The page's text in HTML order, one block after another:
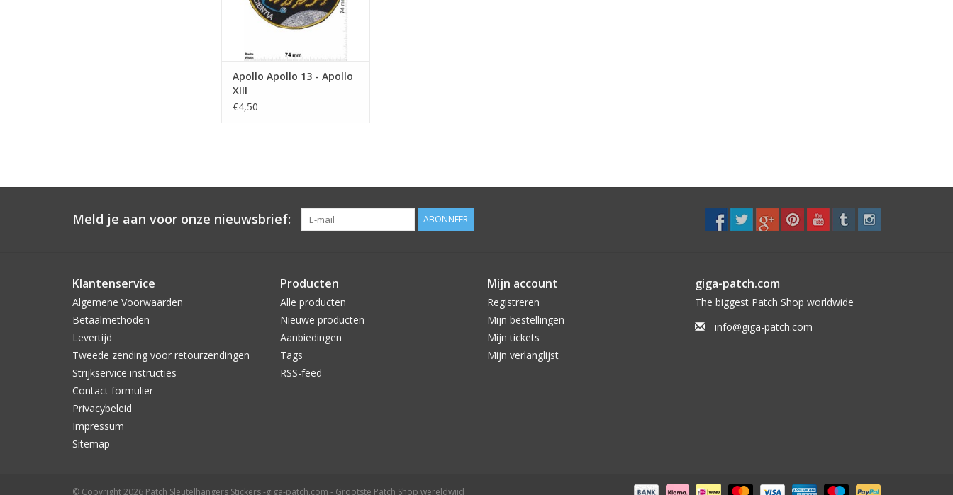
Apollo Apollo 13 - Apollo
XIII
€4,50
Meld je aan voor onze nieuwsbrief: ABONNEER
Klantenservice
Algemene Voorwaarden
Betaalmethoden
Levertijd
Tweede zending voor retourzendingen
Strijkservice instructies
Contact formulier
Privacybeleid
Impressum
Sitemap
Producten
Alle producten
Nieuwe producten
Aanbiedingen
Tags
RSS-feed
Mijn account
Registreren
Mijn bestellingen
Mijn tickets
Mijn verlanglijst
giga-patch.com
The biggest Patch Shop worldwide
info@giga-patch.com
© Copyright 2026 Patch Sleutelhangers Stickers -giga-patch.com - Grootste Patch Shop wereldwijd